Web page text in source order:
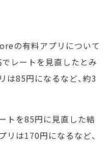
の有料アプリについて
レートを見直したとみ
は85円になるなど、約3
トを85円に見直した結
リは170円になるなど、